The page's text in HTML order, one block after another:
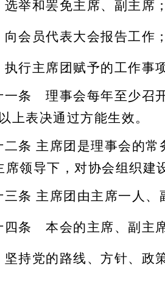
选举和罢免主席、副主席；
向会员代表大会报告工作；
执行主席团赋予的工作事
一条
理事会每年至少召
上表决通过方能生效。
二条 主席团是理事会的常
席领导下，对协会组织建
三条 主席团由主席一人、
四条 本会的主席、副主
坚持党的路线、方针、政